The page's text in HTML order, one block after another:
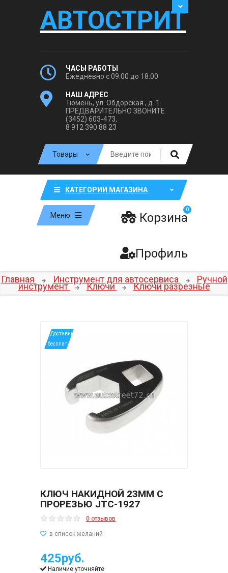
АВТОСТРИТ
ЧАСЫ РАБОТЫ
Ежедневно с 09:00 до 18:00
НАШ АДРЕС
Тюмень, ул. Обдорская , д. 1.
ПРЕДВАРИТЕЛЬНО ЗВОНИТЕ
(3452) 603-473,
8 912 390 88 23
КАТЕГОРИИ МАГАЗИНА
Меню Корзина
0
Профиль
Главная Инструмент для автосервиса Ручной
инструмент Ключи Ключи разрезные
*Доставим
бесплатно
КЛЮЧ НАКИДНОЙ 23ММ С
ПРОРЕЗЬЮ JTC-1927
0 отзывов
425руб.
Наличие уточняйте